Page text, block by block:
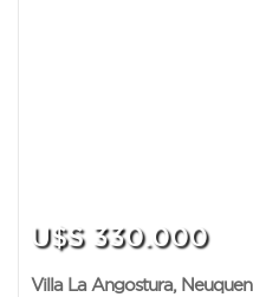
U$S 330.000
Villa La Angostura, Neuquen